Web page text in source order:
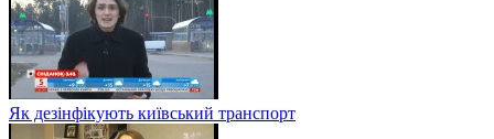
Як дезінфікують київський транспорт